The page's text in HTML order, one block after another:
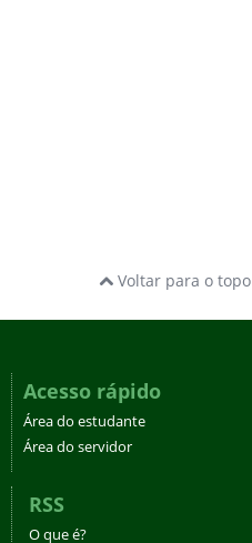
Voltar para o topo
Acesso rápido
Área do estudante
Área do servidor
RSS
O que é?